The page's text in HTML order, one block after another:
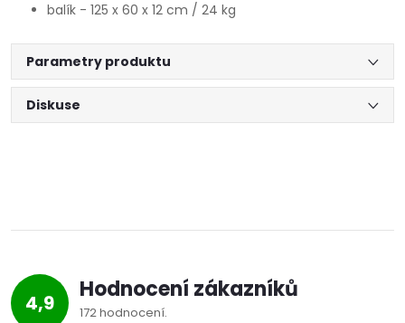
balík - 125 x 60 x 12 cm / 24 kg
Parametry produktu
Diskuse
4,9 Hodnocení zákazníků
172 hodnocení